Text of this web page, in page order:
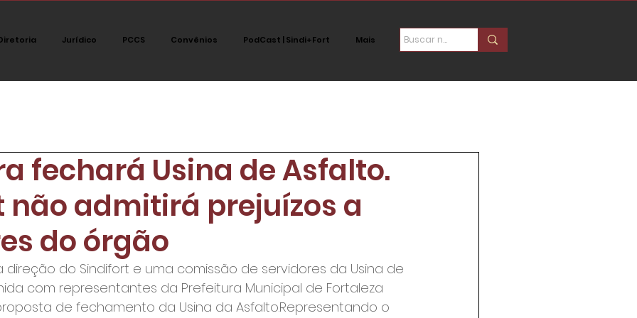
Jurídico PCCS Convênios PodCast | Sindi+Fort Mais
PodCast Sindi+fort
fechará Usina de Asfalto.
não admitirá prejuízos a
do órgão
direção do Sindifort e uma comissão de servidores da Usina de
com representantes da Prefeitura Municipal de Fortaleza
de fechamento da Usina da Asfalto.Representando o